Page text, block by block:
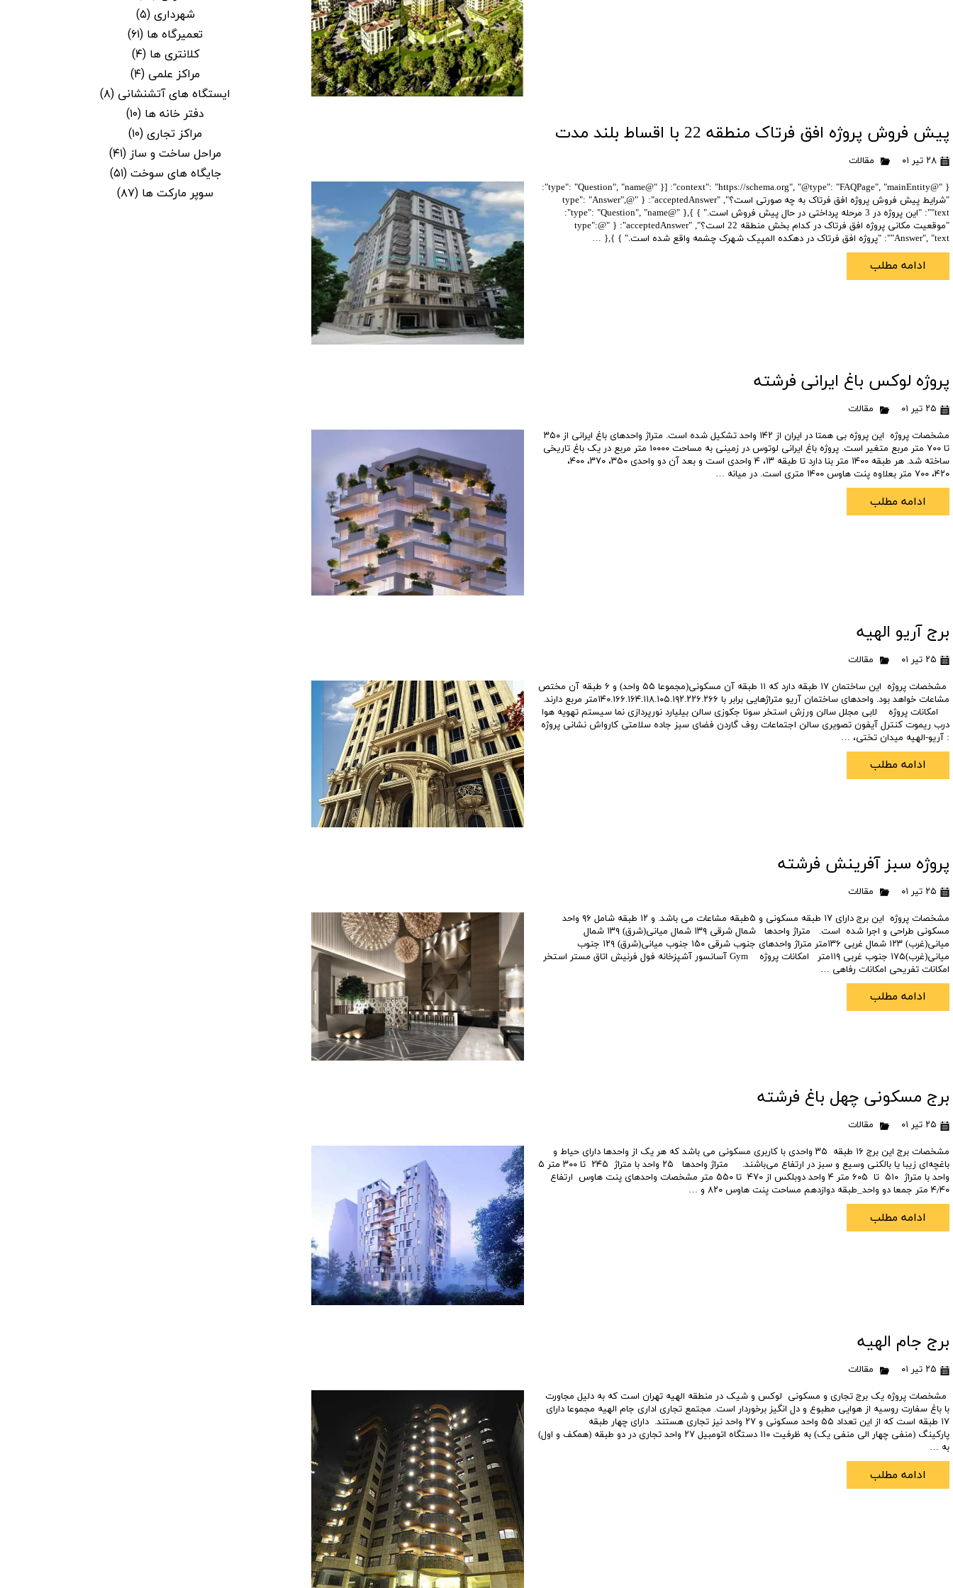
قیمت برج های اطراف دریاچه چیتگر
پیش فروش پروژه افق فرتاک منطقه 22 با اقساط بلند مدت
۲۸ تیر ۰۱ مقالات
{ "@context": "https://schema.org", "@type": "FAQPage", "mainEntity": [{ "@type": "Question", "name":
"شرایط پیش فروش پروژه افق فرتاک به چه صورتی است؟", "acceptedAnswer": { "@type": "Answer",
"text": "این پروژه در 3 مرحله پرداختی در حال پیش فروش است." } },{ "@type": "Question", "name":
"موقعیت مکانی پروژه افق فرتاک در کدام بخش منطقه 22 است؟", "acceptedAnswer": { "@type":
"Answer", "text": "پروژه افق فرتاک در دهکده المپیک شهرک چشمه واقع شده است." } },{ …
ادامه مطلب
پروژه لوکس باغ ایرانی فرشته
۲۵ تیر ۰۱ مقالات
مشخصات پروژه این پروژه بی همتا در ایران از ۱۴۲ واحد تشکیل شده است. متراژ واحدهای باغ ایرانی از ۳۵۰
تا ۷۰۰ متر مربع متغیر است. پروژه باغ ایرانی لوتوس در زمینی به مساحت ۱۰۰۰۰ متر مربع در یک باغ تاریخی
ساخته شد. هر طبقه ۱۴۰۰ متر بنا دارد تا طبقه ۱۳، ۴ واحدی است و بعد آن دو واحدی ۳۵۰، ۳۷۰، ۴۰۰،
۴۲۰، ۷۰۰ متر بعلاوه پنت هاوس ۱۴۰۰ متری است. در میانه …
ادامه مطلب
برج آریو الهیه
۲۵ تیر ۰۱ مقالات
مشخصات پروژه این ساختمان ۱۷ طبقه دارد که ۱۱ طبقه آن مسکونی(مجموعا ۵۵ واحد) و ۶ طبقه آن مختص
مشاعات خواهد بود. واحدهای ساختمان آریو متراژهایی برابر با ۱۴۰.۱۶۶.۱۶۴.۱۱۸.۱۰۵.۱۹۲.۲۲۶.۲۶۶متر مربع دارند.
امکانات پروژه لابی مجلل سالن ورزش استخر سونا جکوزی سالن بیلیارد نورپردازی نما سیستم تهویه هوا
درب ریموت کنترل آیفون تصویری سالن اجتماعات روف گاردن فضای سبز جاده سلامتی کارواش نشانی پروژه
: آریو-الهیه میدان تختی، …
ادامه مطلب
پروژه سبز آفرینش فرشته
۲۵ تیر ۰۱ مقالات
مشخصات پروژه این برج دارای ۱۷ طبقه مسکونی و ۵طبقه مشاعات می باشد. و ۱۲ طبقه شامل ۹۶ واحد
مسکونی طراحی و اجرا شده است. متراژ واحدها شمال شرقی ۱۳۹ شمال میانی(شرق) ۱۳۹ شمال
میانی(غرب) ۱۲۳ شمال غربی ۱۳۶متر متراژ واحدهای جنوب شرقی ۱۵۰ جنوب میانی(شرق) ۱۲۹ جنوب
میانی(غرب)۱۷۵ جنوب غربی ۱۱۹متر امکانات پروژه Gym آسانسور آشپزخانه فول فرنیش اتاق مستر استخر
امکانات تفریحی امکانات رفاهی …
ادامه مطلب
برج مسکونی چهل باغ فرشته
۲۵ تیر ۰۱ مقالات
مشخصات برج این برج ۱۶ طبقه ۳۵ واحدی با کاربری مسکونی می باشد که هر یک از واحدها دارای حیاط و
باغچه‌ای زیبا یا بالکنی وسیع و سبز در ارتفاع می‌باشند. متراژ واحدها ۲۵ واحد با متراژ ۲۴۵ تا ۳۰۰ متر ۵
واحد با متراژ ۵۱۰ تا ۶۰۵ متر ۴ واحد دوبلکس از ۴۷۰ تا ۵۵۰ متر مشخصات واحدهای پنت هاوس ارتفاع
۴٫۴۰ متر جمعا دو واحد_طبقه دوازدهم مساحت پنت هاوس ۸۲۰ و …
ادامه مطلب
برج جام الهیه
۲۵ تیر ۰۱ مقالات
مشخصات پروژه یک برج تجاری و مسکونی لوکس و شیک در منطقه الهیه تهران است که به دلیل مجاورت
با باغ سفارت روسیه از هوایی مطبوع و دل انگیز برخوردار است. مجتمع تجاری اداری جام الهیه مجموعا دارای
۱۷ طبقه است که از این تعداد ۵۵ واحد مسکونی و ۲۷ واحد نیز تجاری هستند. دارای چهار طبقه
پارکینگ (منفی چهار الی منفی یک) به ظرفیت ۱۱۰ دستگاه اتومبیل ۲۷ واحد تجاری در دو طبقه (همکف و اول)
به …
ادامه مطلب
شهرداری(۵)
تعمیرگاه ها (۶۱)
کلانتری ها (۴)
مراکز علمی (۴)
ایستگاه های آتشنشانی (۸)
دفتر خانه ها (۱۰)
مراکز تجاری(۱۰)
مراحل ساخت و ساز (۴۱)
جایگاه های سوخت(۵۱)
سوپر مارکت ها (۸۷)